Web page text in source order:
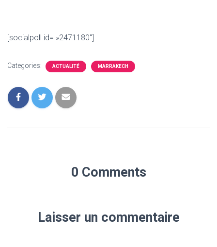
[socialpoll id= »2471180″]
Categories: ACTUALITÉ MARRAKECH
0 Comments
Laisser un commentaire